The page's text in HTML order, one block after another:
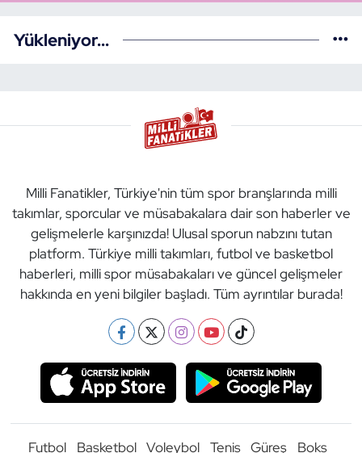
Yükleniyor...
Milli Fanatikler, Türkiye'nin tüm spor branşlarında milli
takımlar, sporcular ve müsabakalara dair son haberler ve
gelişmelerle karşınızda! Ulusal sporun nabzını tutan
platform. Türkiye milli takımları, futbol ve basketbol
haberleri, milli spor müsabakaları ve güncel gelişmeler
hakkında en yeni bilgiler başladı. Tüm ayrıntılar burada!
Futbol Basketbol Voleybol Tenis Güreş Boks